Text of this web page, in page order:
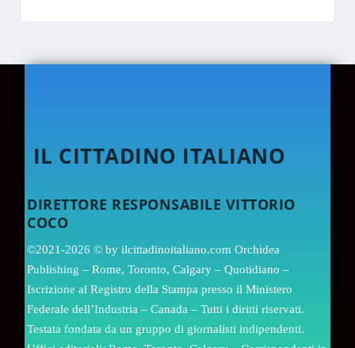
IL CITTADINO ITALIANO
DIRETTORE RESPONSABILE VITTORIO
COCO
©2021-2026 © by ilcittadinoitaliano.com Orchidea
Publishing – Rome, Toronto, Calgary – Quotidiano –
Iscrizione al Registro della Stampa presso il Ministero
Federale dell’Industria – Canada – Tutti i diritti riservati.
Testata fondata da un gruppo di giornalisti indipendenti.